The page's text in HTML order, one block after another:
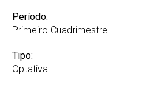
Período:
Primeiro Cuadrimestre
Tipo:
Optativa